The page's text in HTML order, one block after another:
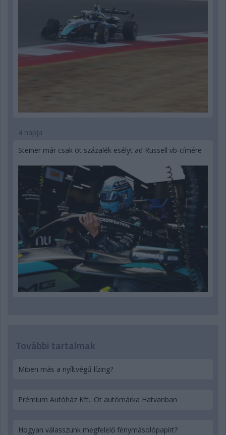
4 napja
Steiner már csak öt százalék esélyt ad Russell vb-címére
További tartalmak
Miben más a nyíltvégű lízing?
Prémium Autóház Kft.: Öt autómárka Hatvanban
Hogyan válasszunk megfelelő fénymásolópapírt?